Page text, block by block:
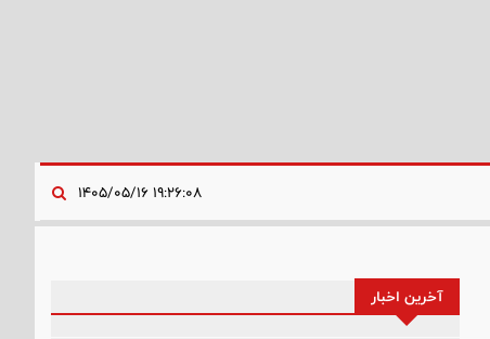
آخرین اخبار